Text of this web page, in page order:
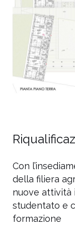
Con
della filiera
nuove attività
studentato e
formazione